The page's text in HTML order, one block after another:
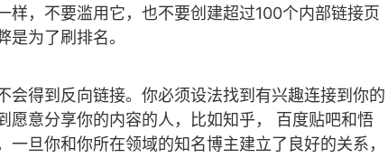
，不要滥用它，也不要创建超过100个内部链接页
为了刷排名。
得到反向链接。你必须设法找到有兴趣连接到你的
愿意分享你的内容的人，比如知乎， 百度贴吧和悟
旦你和你所在领域的知名博主建立了良好的关系，